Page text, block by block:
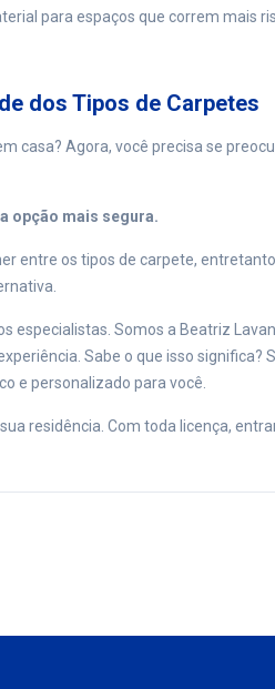
para espaços que correm mais
dos Tipos de Carpetes
casa? Agora, você precisa se
opção mais segura.
entre os tipos de carpete,
especialistas. Somos a Beatriz
Sabe o que isso
e personalizado para você.
residência. Com toda licença,